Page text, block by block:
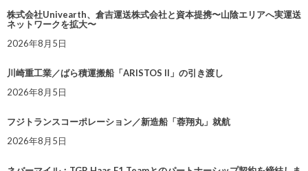
株式会社Univearth、倉吉運送株式会社と資本提携〜山陰エリアへ実運送
ネットワークを拡大〜
2026年8月5日
川崎重工業／ばら積運搬船「ARISTOS II」の引き渡し
2026年8月5日
フジトランスコーポレーション／新造船「蓉翔丸」就航
2026年8月5日